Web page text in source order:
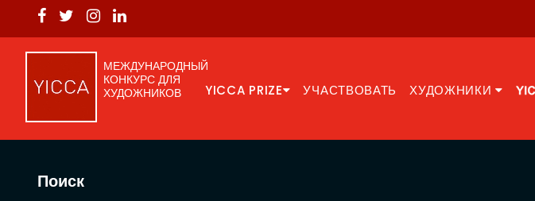
МЕЖДУНАРОДНЫЙ
КОНКУРС ДЛЯ
ХУДОЖНИКОВ
YICCA PRIZE УЧАСТВОВАТЬ ХУДОЖНИКИ
Поиск